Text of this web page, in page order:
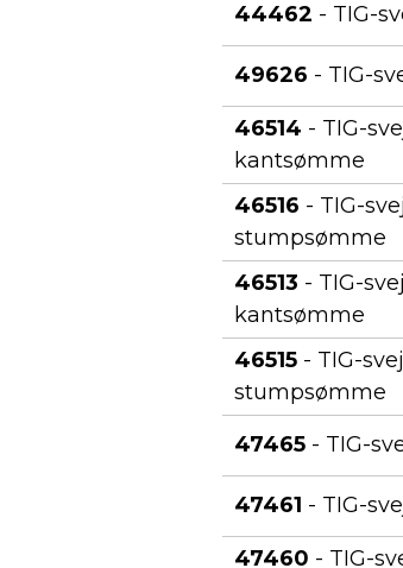
44462 - TIG-
49626 - TIG-
46514 - TIG-
kantsømme
46516 - TIG-
stumpsømme
46513 - TIG-
kantsømme
46515 - TIG-
stumpsømme
47465 - TIG-
47461 - TIG-
47460 - TIG-